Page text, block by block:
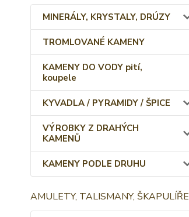
MINERÁLY, KRYSTALY, DRÚZY
TROMLOVANÉ KAMENY
KAMENY DO VODY pití,
koupele
KYVADLA / PYRAMIDY / ŠPICE
VÝROBKY Z DRAHÝCH
KAMENŮ
KAMENY PODLE DRUHU
AMULETY, TALISMANY, ŠKAPULÍŘE